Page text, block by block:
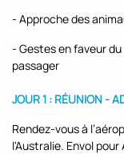
- Approche des
- Gestes en faveur
passager
JOUR 1 : RÉUNION -
Rendez-vous à
l'Australie. Envol pour